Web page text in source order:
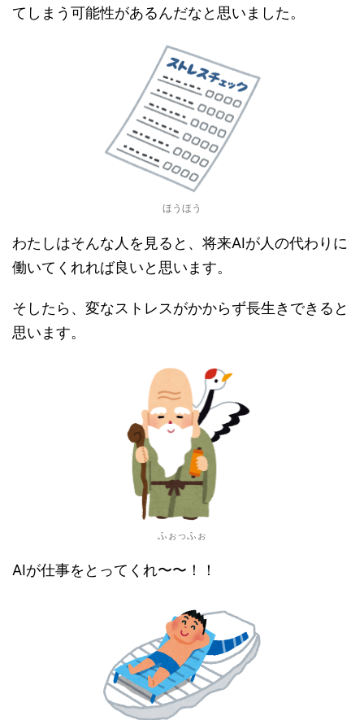
てしまう可能性があるんだなと思いました。
ほうほう
わたしはそんな人を見ると、将来AIが人の代わりに
働いてくれれば良いと思います。
そしたら、変なストレスがかからず長生きできると
思います。
ふぉっふぉ
AIが仕事をとってくれ〜〜！！